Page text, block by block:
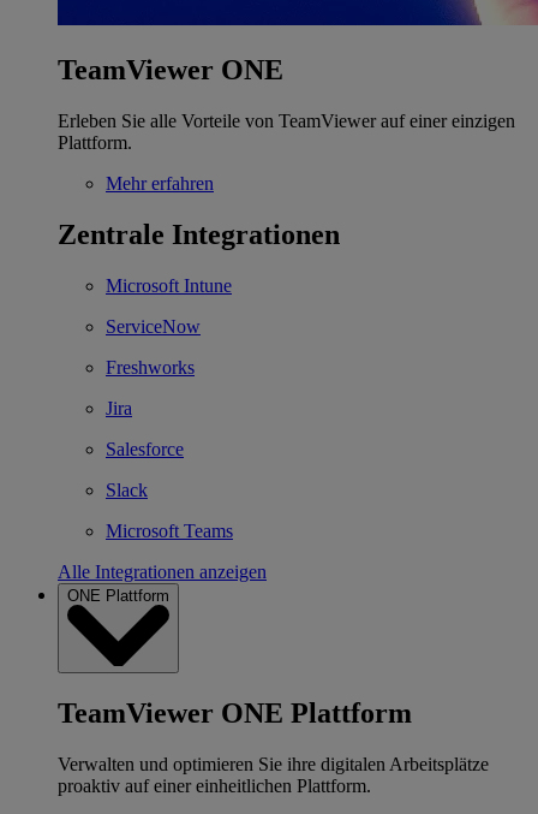
TeamViewer ONE
Erleben Sie alle Vorteile von TeamViewer auf einer einzigen
Plattform.
Mehr erfahren
Zentrale Integrationen
Microsoft Intune
ServiceNow
Freshworks
Jira
Salesforce
Slack
Microsoft Teams
Alle Integrationen anzeigen
ONE Plattform
TeamViewer ONE Plattform
Verwalten und optimieren Sie ihre digitalen Arbeitsplätze
proaktiv auf einer einheitlichen Plattform.